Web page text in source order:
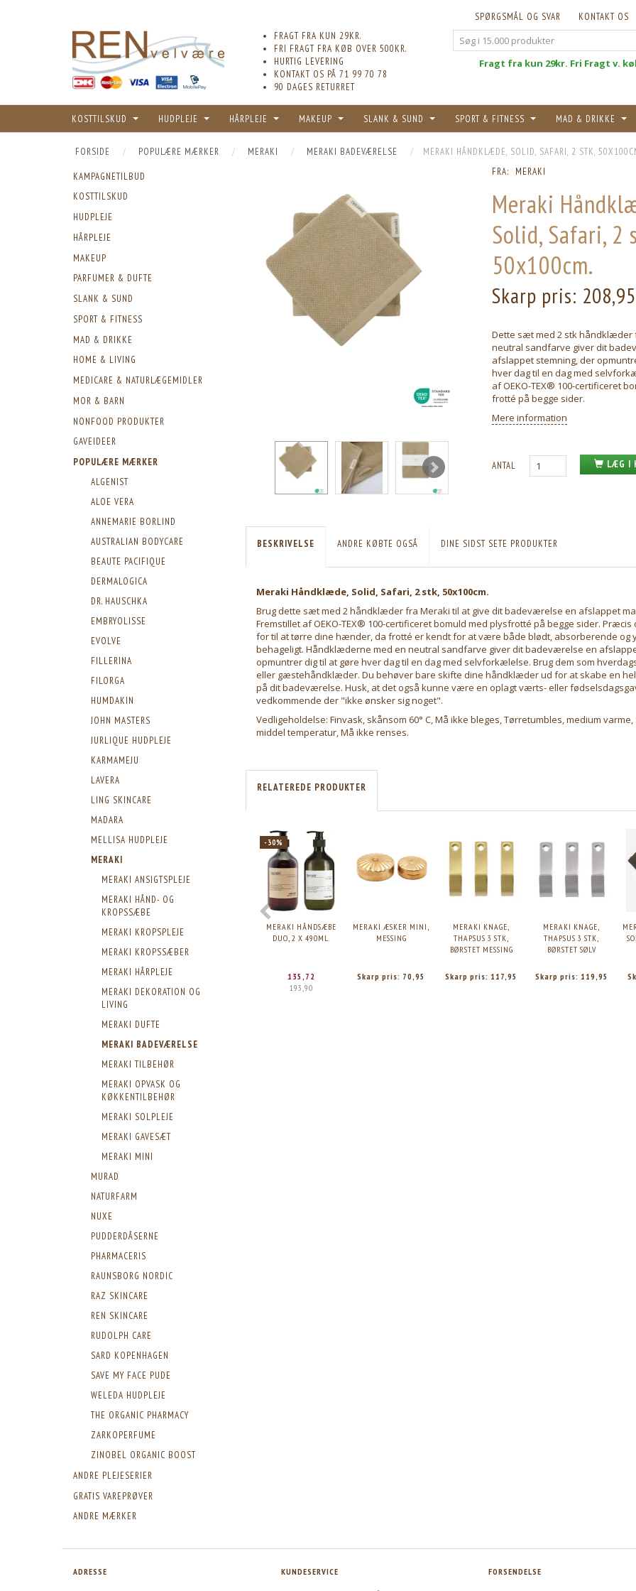
KONTAKT OS
SPØRGSMÅL OG SVAR
FRAGT FRA KUN 29KR.
FRI FRAGT FRA KØB OVER 500KR.
HURTIG LEVERING
KONTAKT OS PÅ 71 99 70 78
90 DAGES RETURRET
Fragt fra kun 29kr. Fri Fragt v.
KOSTTILSKUD HUDPLEJE HÅRPLEJE MAKEUP SLANK & SUND SPORT & FITNESS MAD & DRIKKE
FORSIDE POPULÆRE MÆRKER MERAKI MERAKI BADEVÆRELSE MERAKI HÅNDKLÆDE, SOLID, SAFARI, 2 STK,
KAMPAGNETILBUD
KOSTTILSKUD
HUDPLEJE
HÅRPLEJE
MAKEUP
PARFUMER & DUFTE
SLANK & SUND
SPORT & FITNESS
MAD & DRIKKE
HOME & LIVING
MEDICARE & NATURLÆGEMIDLER
MOR & BARN
NONFOOD PRODUKTER
GAVEIDEER
POPULÆRE MÆRKER
ALGENIST
ALOE VERA
ANNEMARIE BORLIND
AUSTRALIAN BODYCARE
BEAUTE PACIFIQUE
DERMALOGICA
DR. HAUSCHKA
EMBRYOLISSE
EVOLVE
FILLERINA
FILORGA
HUMDAKIN
JOHN MASTERS
JURLIQUE HUDPLEJE
KARMAMEJU
LAVERA
LING SKINCARE
MADARA
MELLISA HUDPLEJE
MERAKI
MERAKI ANSIGTSPLEJE
MERAKI HÅND- OG
KROPSSÆBE
MERAKI KROPSPLEJE
MERAKI KROPSSÆBER
MERAKI HÅRPLEJE
MERAKI DEKORATION OG
LIVING
MERAKI DUFTE
MERAKI BADEVÆRELSE
MERAKI TILBEHØR
MERAKI OPVASK OG
KØKKENTILBEHØR
MERAKI SOLPLEJE
MERAKI GAVESÆT
MERAKI MINI
MURAD
NATURFARM
NUXE
PUDDERDÅSERNE
PHARMACERIS
RAUNSBORG NORDIC
RAZ SKINCARE
REN SKINCARE
RUDOLPH CARE
SARD KOPENHAGEN
SAVE MY FACE PUDE
WELEDA HUDPLEJE
THE ORGANIC PHARMACY
ZARKOPERFUME
ZINOBEL ORGANIC BOOST
ANDRE PLEJESERIER
GRATIS VAREPRØVER
ANDRE MÆRKER
FRA: MERAKI
Meraki
Solid, Safari, 2
50x100cm.
Skarp pris: 208,95
Dette sæt med 2 stk håndklæder
neutral sandfarve giver dit
afslappet stemning, der
hver dag til en dag med
af OEKO-TEX® 100-certificeret
frotté på begge sider.
Mere information
ANTAL LÆG I
BESKRIVELSE ANDRE KØBTE OGSÅ DINE SIDST SETE PRODUKTER
Meraki Håndklæde, Solid, Safari, 2 stk, 50x100cm.
Brug dette sæt med 2 håndklæder fra Meraki til at give dit badeværelse en afslappet
Fremstillet af OEKO-TEX® 100-certificeret bomuld med plysfrotté på begge sider. Præcis
for til at tørre dine hænder, da frotté er kendt for at være både blødt, absorberende og
behageligt. Håndklæderne med en neutral sandfarve giver dit badeværelse en
opmuntrer dig til at gøre hver dag til en dag med selvforkælelse. Brug dem som
eller gæstehåndklæder. Du behøver bare skifte dine håndklæder ud for at skabe en
på dit badeværelse. Husk, at det også kunne være en oplagt værts- eller
vedkommende der "ikke ønsker sig noget".
Vedligeholdelse: Finvask, skånsom 60° C, Må ikke bleges, Tørretumbles, medium
middel temperatur, Må ikke renses.
RELATEREDE PRODUKTER
-30%
MERAKI HÅNDSÆBE
DUO, 2 X 490ML.
135,72
193,90
MERAKI ÆSKER MINI,
MESSING
Skarp pris: 70,95
MERAKI KNAGE,
THAPSUS 3 STK,
BØRSTET MESSING
Skarp pris:117,95
MERAKI KNAGE,
THAPSUS 3 STK,
BØRSTET SØLV
Skarp pris: 119,95
ADRESSE KUNDESERVICE FORSENDELSE